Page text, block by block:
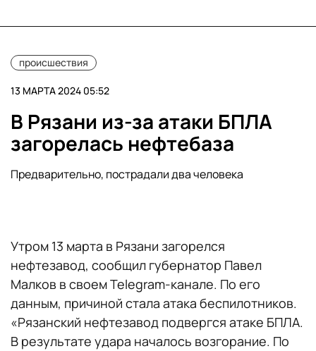
происшествия
13 МАРТА 2024 05:52
В Рязани из-за атаки БПЛА
загорелась нефтебаза
Предварительно, пострадали два человека
Утром 13 марта в Рязани загорелся
нефтезавод, сообщил губернатор Павел
Малков в своем Telegram-канале. По его
данным, причиной стала атака беспилотников.
«Рязанский нефтезавод подвергся атаке БПЛА.
В результате удара началось возгорание. По